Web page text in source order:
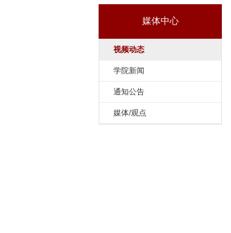
媒体中心
视频动态
学院新闻
通知公告
媒体/观点